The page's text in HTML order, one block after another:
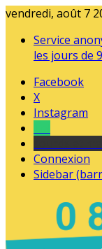
vendredi, août 7
Service
les jours de
Facebook
X
Instagram
Connexion
Sidebar